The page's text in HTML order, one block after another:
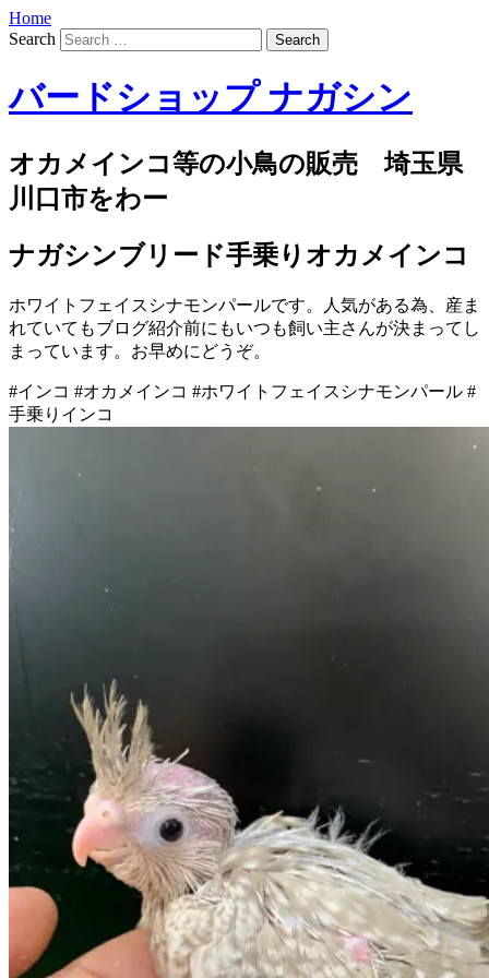
Home
Search
バードショップ ナガシン
オカメインコ等の小鳥の販売 埼玉県
川口市をわー
ナガシンブリード手乗りオカメインコ
ホワイトフェイスシナモンパールです。人気がある為、産ま
れていてもブログ紹介前にもいつも飼い主さんが決まってし
まっています。お早めにどうぞ。
#インコ #オカメインコ #ホワイトフェイスシナモンパール #
手乗りインコ